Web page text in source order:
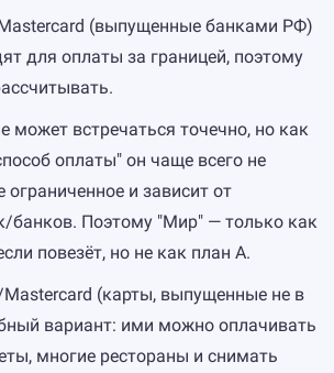
(выпущенные банками РФ)
для оплаты за границей, поэтому
может встречаться точечно, но как
оплаты" он чаще всего не
ограниченное и зависит от
банков. Поэтому "Мир" — только как
повезёт, но не как план А.
(карты, выпущенные не в
вариант: ими можно оплачивать
многие рестораны и снимать